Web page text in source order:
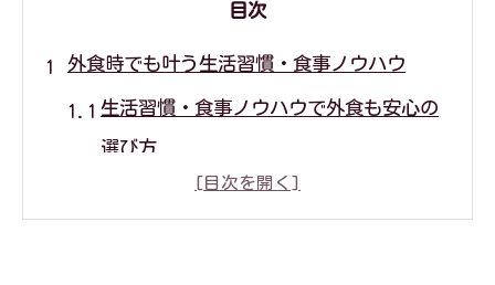
目次
外食時でも叶う生活習慣・食事ノウハウ
生活習慣・食事ノウハウで外食も安心の
選び方
太らない外食チェーン活用術と生活習慣